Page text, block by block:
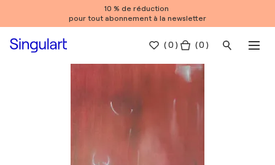
10 % de réduction
pour tout abonnement à la newsletter
(0 ) ( 0 )